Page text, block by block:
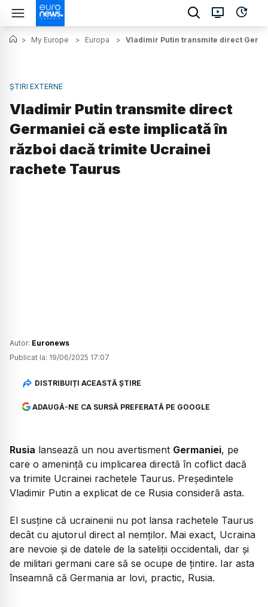
> My Europe > Europa > Vladimir Putin transmite direct
ȘTIRI EXTERNE
Vladimir Putin transmite direct
Germaniei că este implicată în
război dacă trimite Ucrainei
rachete Taurus
Autor: Euronews
Publicat la: 19/06/2025 17:07
DISTRIBUIȚI ACEASTĂ ȘTIRE
ADAUGĂ-NE CA SURSĂ PREFERATĂ PE GOOGLE
Rusia lansează un nou avertisment Germaniei, pe
care o amenință cu implicarea directă în coflict dacă
va trimite Ucrainei rachetele Taurus. Președintele
Vladimir Putin a explicat de ce Rusia consideră asta.
El susține că ucrainenii nu pot lansa rachetele Taurus
decât cu ajutorul direct al nemților. Mai exact, Ucraina
are nevoie și de datele de la sateliții occidentali, dar și
de militari germani care să se ocupe de țintire. Iar asta
înseamnă că Germania ar lovi, practic, Rusia.